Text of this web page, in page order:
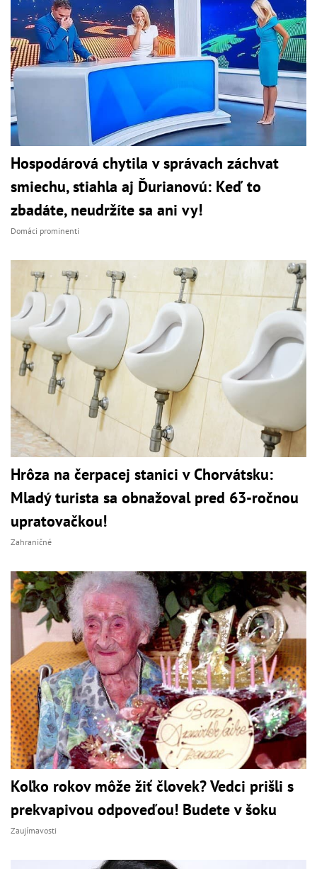
Hospodárová chytila v správach záchvat
smiechu, stiahla aj Ďurianovú: Keď to
zbadáte, neudržíte sa ani vy!
Domáci prominenti
Hrôza na čerpacej stanici v Chorvátsku:
Mladý turista sa obnažoval pred 63-ročnou
upratovačkou!
Zahraničné
Koľko rokov môže žiť človek? Vedci prišli s
prekvapivou odpoveďou! Budete v šoku
Zaujímavosti